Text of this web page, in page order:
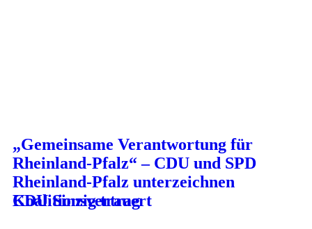
„Gemeinsame Verantwortung für
Rheinland-Pfalz“ – CDU und SPD
Rheinland-Pfalz unterzeichnen
Koalitionsvertrag
CDU Sinzig trauert